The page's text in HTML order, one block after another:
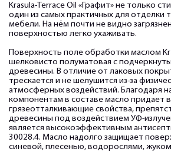
Krasulа-Terrace Oil «Графит» не только
один из самых практичных для отделки
мебели. На нём почти не видно
поверхностью легко ухаживать.
Поверхность поле обработки маслом
шелковисто полуматовая с
древесины. В отличие от лаковых
трескается и не шелушится из-за
атмосферных воздействий. Благодаря
компонентам в составе масло придает
грязеотталкивающие свойства,
древесины под воздействием УФ-
является высокоэффективным
30028.4. Масло надолго защищает
синевой, плесенью, водорослями,